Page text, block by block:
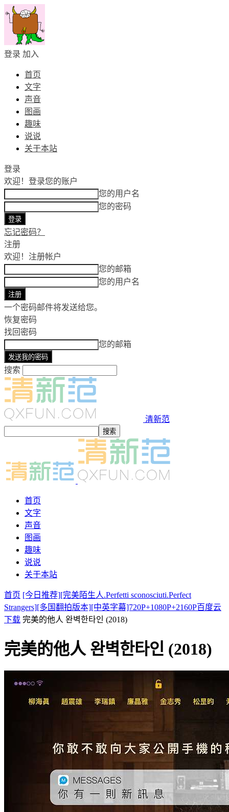
登录 加入
首页
文字
声音
图画
趣味
说说
关于本站
登录
欢迎！ 登录您的账户
您的用户名
您的密码
忘记密码？
注册
欢迎！ 注册帐户
您的邮箱
您的用户名
一个密码邮件将发送给您。
恢复密码
找回密码
您的邮箱
搜索
清新范
首页
文字
声音
图画
趣味
说说
关于本站
首页 [今日推荐][完美陌生人.Perfetti sconosciuti.Perfect
Strangers][多国翻拍版本][中英字幕]720P+1080P+2160P百度云
下载 完美的他人 완벽한타인 (2018)
完美的他人 완벽한타인 (2018)